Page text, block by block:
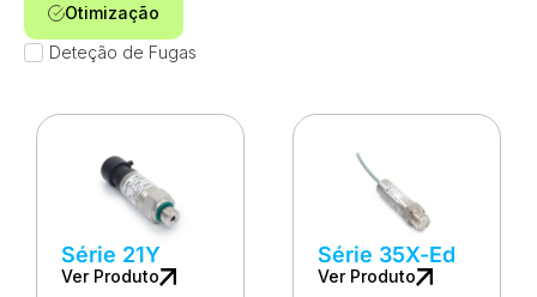
Otimização
Deteção de Fugas
Série 21Y
Ver Produto
Série 35X-Ed
Ver Produto